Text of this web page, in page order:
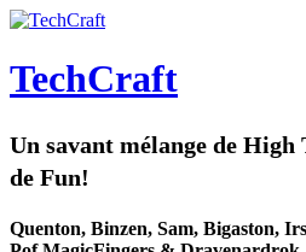
TechCraft
Un savant mélange de High
de Fun!
Quenton, Binzen, Sam, Bigaston,